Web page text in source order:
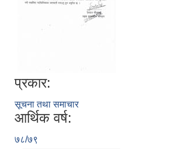
प्रकार:
सूचना तथा समाचार
आर्थिक वर्ष:
७८/७९